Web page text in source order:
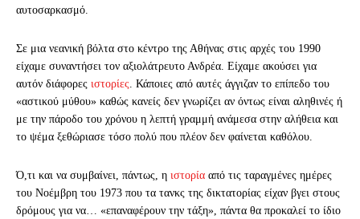
αυτοσαρκασμό.
Σε μια νεανική βόλτα στο κέντρο της Αθήνας στις αρχές του 1990
είχαμε συναντήσει τον αξιολάτρευτο Ανδρέα. Είχαμε ακούσει για
αυτόν διάφορες ιστορίες. Κάποιες από αυτές άγγιζαν το επίπεδο του
«αστικού μύθου» καθώς κανείς δεν γνωρίζει αν όντως είναι αληθινές ή
με την πάροδο του χρόνου η λεπτή γραμμή ανάμεσα στην αλήθεια και
το ψέμα ξεθώριασε τόσο πολύ που πλέον δεν φαίνεται καθόλου.
Ό,τι και να συμβαίνει, πάντως, η ιστορία από τις ταραγμένες ημέρες
του Νοέμβρη του 1973 που τα τανκς της δικτατορίας είχαν βγει στους
δρόμους για να… «επαναφέρουν την τάξη», πάντα θα προκαλεί το ίδιο